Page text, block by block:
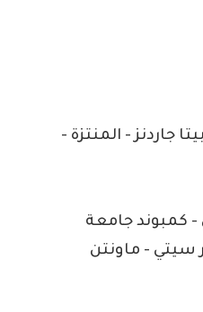
جاردنز - المنتزة -
- كمبوند جامعة
سيتي - ماونتن